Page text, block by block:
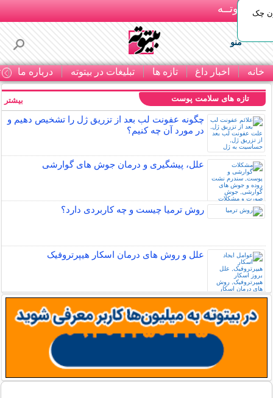
بـیتوتــه
منو
خانه اخبار داغ تازه ها تبلیغات در بیتوته درباره ما
چک
تازه های سلامت پوست
چگونه عفونت لب بعد از تزریق ژل را تشخیص دهیم و
در مورد آن چه کنیم؟
علل، پیشگیری و درمان جوش های گوارشی
روش ترمیا چیست و چه کاربردی دارد؟
علل و روش های درمان اسکار هیپرتروفیک
بیشتر